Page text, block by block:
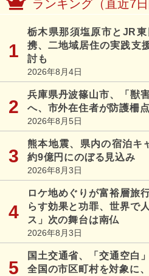
ランキング（直近7日
栃木県那須塩原市とJR
携、二地域居住の実践支
討も
2026年8月4日
兵庫県丹波篠山市、「獣
へ、市外在住者が防護柵
2026年8月5日
熊本地震、県内の宿泊キ
約9億円にのぼる見込み
2026年8月3日
ロケ地めぐりが富裕層旅
らす効果と功罪、世界で
ス」次の舞台は南仏
2026年8月3日
国土交通省、「交通空白
全国の市区町村を対象に